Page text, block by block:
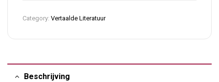
Category: Vertaalde Literatuur
Beschrijving